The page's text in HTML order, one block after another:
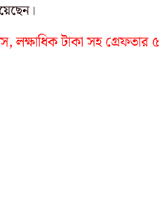
লক্ষাধিক টাকা সহ গ্রেফতার ৫